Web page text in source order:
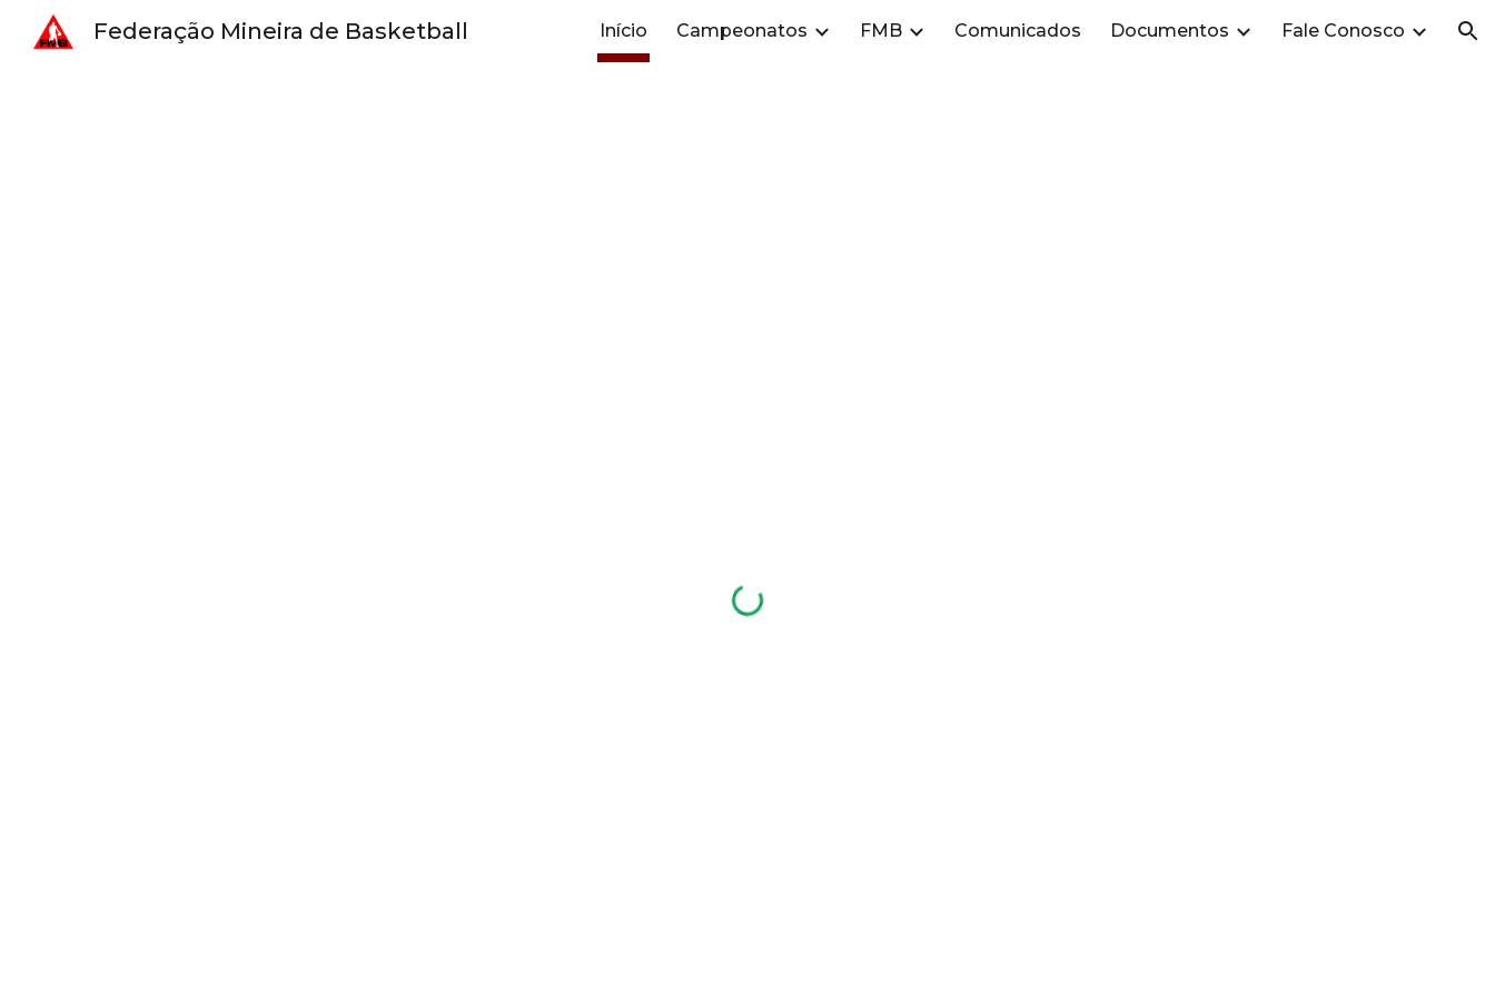
Skip to main content Skip to navigation
Federação Mineira de Basketball Início Campeonatos FMB Comunicados Documentos Fale Conosco